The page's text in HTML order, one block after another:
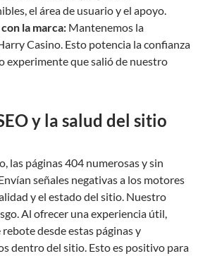
el área de usuario y el apoyo.
la marca: Mantenemos la
Casino. Esto potencia la confianza
experimente que salió de nuestro
y la salud del sitio
las páginas 404 numerosas y sin
señales negativas a los motores
y el estado del sitio. Nuestro
Al ofrecer una experiencia útil,
desde estas páginas y
dentro del sitio. Esto es positivo para